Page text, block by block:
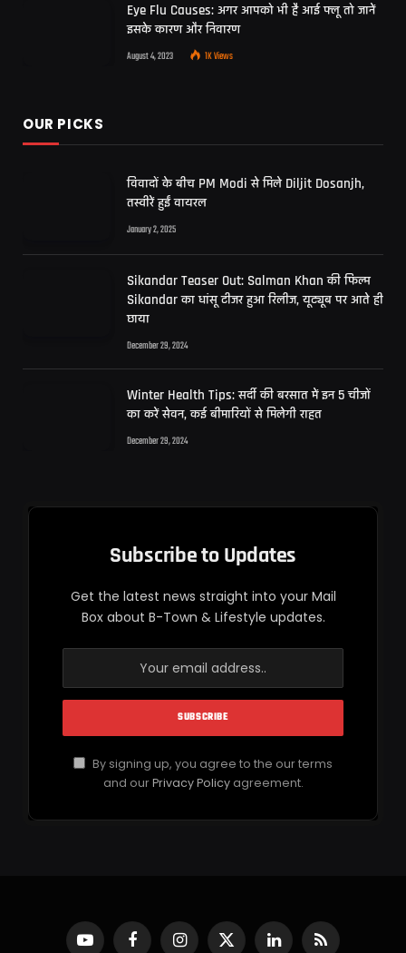
Eye Flu Causes: अगर आपको भी है आई फ्लू तो जानें
इसके कारण और निवारण
August 4, 2023 1KViews
OUR PICKS
विवादों के बीच PM Modi से मिले Diljit Dosanjh,
तस्वीरें हुईं वायरल
January 2, 2025
Sikandar Teaser Out: Salman Khan की फिल्म
Sikandar का धांसू टीजर हुआ रिलीज, यूट्यूब पर आते ही
छाया
December 29, 2024
Winter Health Tips: सर्दी की बरसात में इन 5 चीजों
का करें सेवन, कई बीमारियों से मिलेगी राहत
December 29, 2024
Subscribe to Updates
Get the latest news straight into your Mail
Box about B-Town & Lifestyle updates.
By signing up, you agree to the our terms
and ourPrivacy Policyagreement.
YouTubeFacebookInstagram
X LinkedInRSS